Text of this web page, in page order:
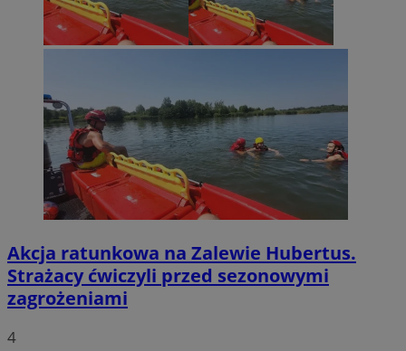
Akcja ratunkowa na Zalewie Hubertus.
Strażacy ćwiczyli przed sezonowymi
zagrożeniami
4